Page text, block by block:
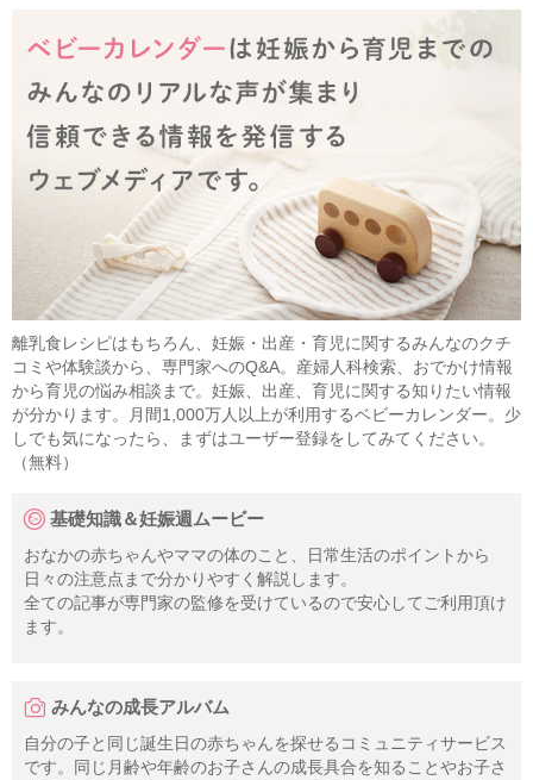
離乳食レシピはもちろん、妊娠・出産・育児に関するみんなのクチ
コミや体験談から、専門家へのQ&A。産婦人科検索、おでかけ情報
から育児の悩み相談まで。妊娠、出産、育児に関する知りたい情報
が分かります。月間1,000万人以上が利用するベビーカレンダー。少
しでも気になったら、まずはユーザー登録をしてみてください。
（無料）
基礎知識＆妊娠週ムービー
おなかの赤ちゃんやママの体のこと、日常生活のポイントから
日々の注意点まで分かりやすく解説します。
全ての記事が専門家の監修を受けているので安心してご利用頂け
ます。
みんなの成長アルバム
自分の子と同じ誕生日の赤ちゃんを探せるコミュニティサービス
です。同じ月齢や年齢のお子さんの成長具合を知ることやお子さ